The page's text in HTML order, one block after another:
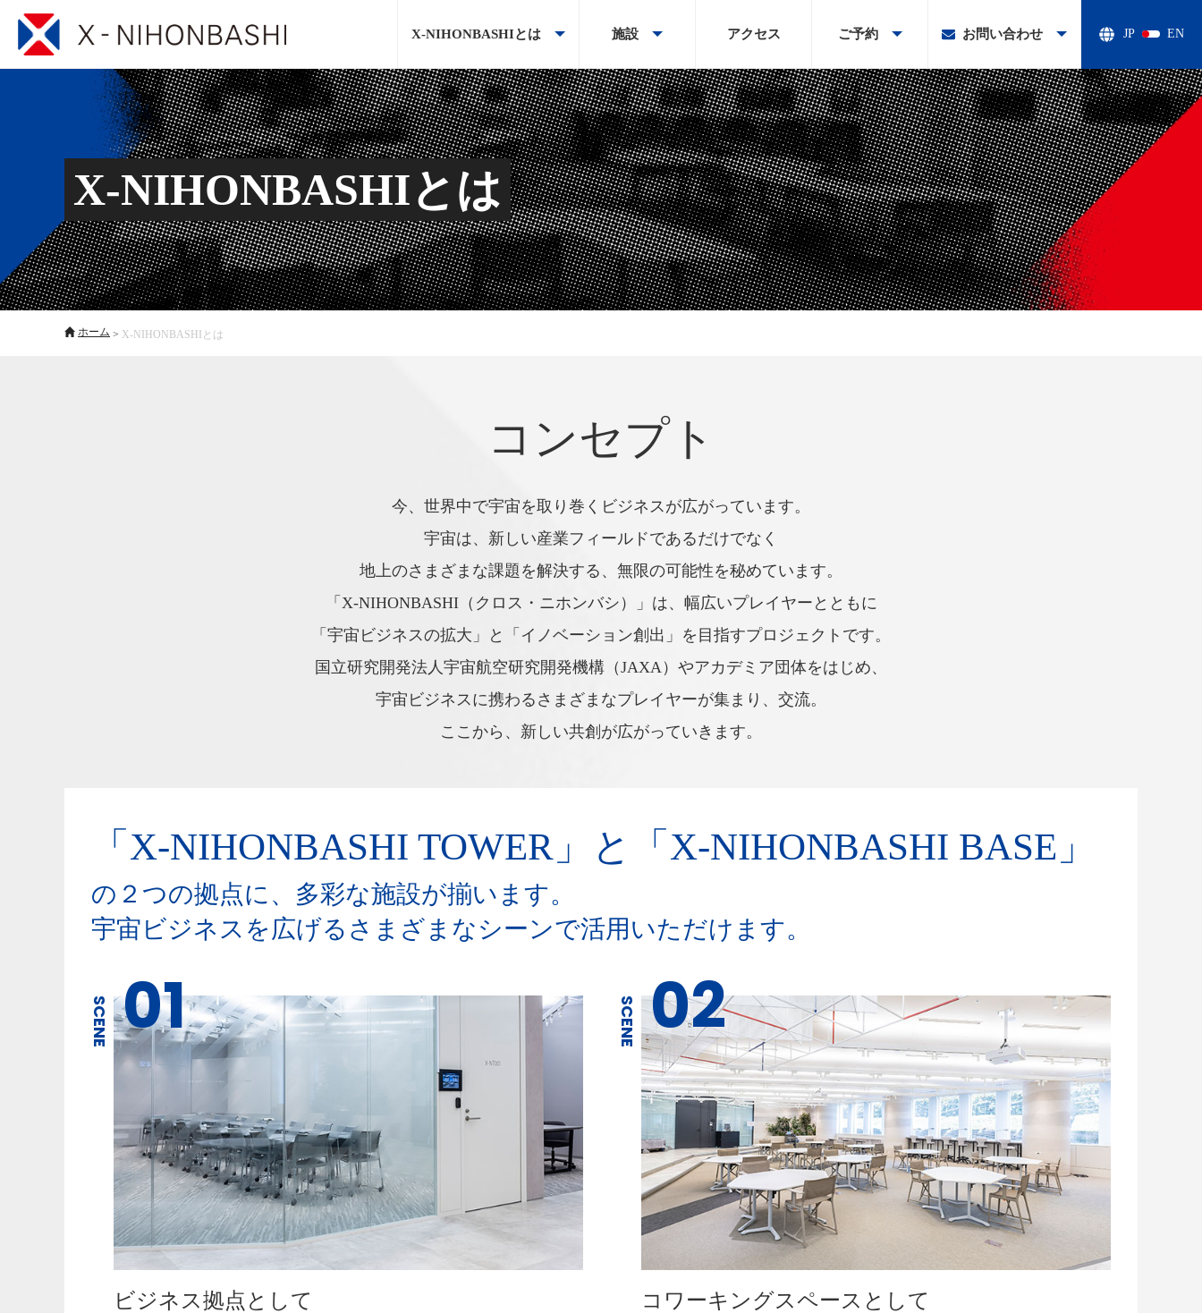
X-NIHONBASHIとは 施設 アクセス ご予約 お問い合わせ JP EN
X-NIHONBASHIとは
ホーム > X-NIHONBASHIとは
コンセプト
今、世界中で宇宙を取り巻くビジネスが広がっています。
宇宙は、新しい産業フィールドであるだけでなく
地上のさまざまな課題を解決する、 無限の可能性を秘めています。
「X-NIHONBASHI（クロス・ニホンバシ）」は、 幅広いプレイヤーとともに
「宇宙ビジネスの拡大」と「イノベーション創出」を目指すプロジェクトです。
国立研究開発法人宇宙航空研究開発機構（JAXA）やアカデミア団体をはじめ、
宇宙ビジネスに携わるさまざまなプレイヤーが集まり、交流。
ここから、新しい共創が広がっていきます。
「X-NIHONBASHI TOWER」と 「X-NIHONBASHI BASE」
の２つの拠点に、多彩な施設が揃います。
宇宙ビジネスを広げるさまざまなシーンで活用いただけます。
ビジネス拠点として コワーキングスペースとして